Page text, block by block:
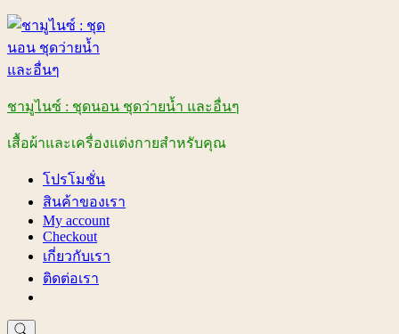
Skip
content
ชามูไนซ์ : ชุดนอน ชุดว่ายน้ำ และอื่นๆ
เสื้อผ้าและเครื่องแต่งกายสำหรับคุณ
โปรโมชั่น
สินค้าของเรา
My account
Checkout
เกี่ยวกับเรา
ติดต่อเรา